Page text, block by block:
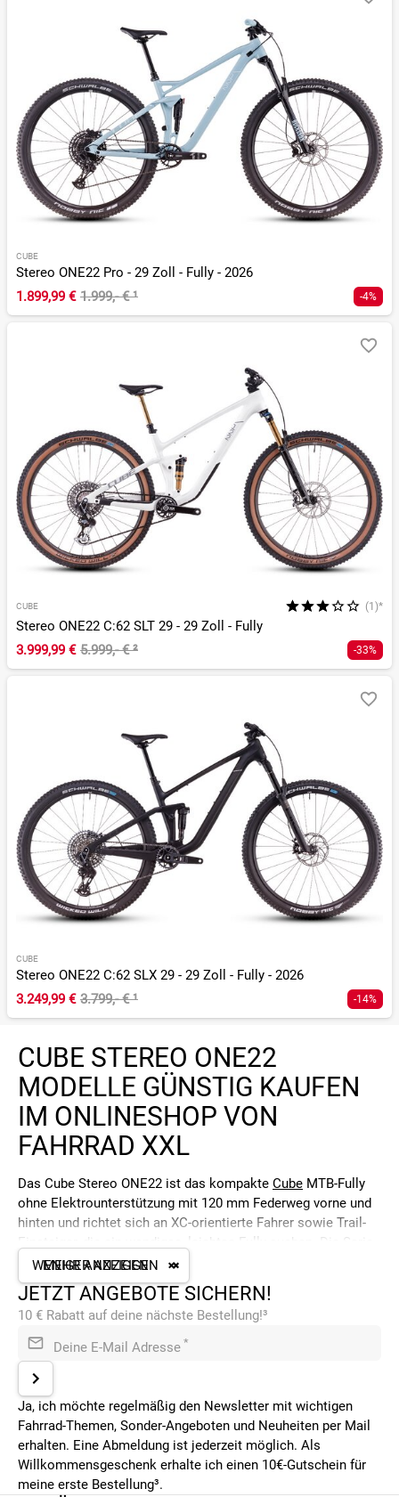
CUBE
Stereo ONE22 Pro - 29 Zoll - Fully - 2026
1.899,99 € 1.999,- €¹ -4%
CUBE (1)*
Stereo ONE22 C:62 SLT 29 - 29 Zoll - Fully
3.999,99 € 5.999,- €² -33%
CUBE
Stereo ONE22 C:62 SLX 29 - 29 Zoll - Fully - 2026
3.249,99 € 3.799,- €¹ -14%
CUBE STEREO ONE22
MODELLE GÜNSTIG KAUFEN
IM ONLINESHOP VON
FAHRRAD XXL
Das Cube Stereo ONE22 ist das kompakte Cube MTB-Fully
ohne Elektrounterstützung mit 120 mm Federweg vorne und
hinten und richtet sich an XC-orientierte Fahrer sowie Trail-
Einsteiger, die ein wendiges, leichtes Fully suchen. Die Serie
reicht vom erschwinglichen Rookie-Einstieg mit HPA-
Aluminium bis zum leichten C:62-Carbon-SLT mit unter 11 kg
und bietet damit eine breite Auswahl für unterschiedliche
Budgets und Ansprüche. Bei Fahrrad XXL findest du alle
Stereo ONE22-Modelle online und in einer Fahrrad XXL Filiale
in deiner Nähe.
CUBE STEREO ONE22 IM ÜBERBLICK
Allen Modellen gemeinsam:
Laufräder: 29 Zoll
Federweg: 120 mm vorne und hinten
MEHR ANZEIGEN
WENIGER ANZEIGEN
JETZT ANGEBOTE SICHERN!
10 € Rabatt auf deine nächste Bestellung!³
Deine E-Mail Adresse *
Ja, ich möchte regelmäßig den Newsletter mit wichtigen
Fahrrad-Themen, Sonder-Angeboten und Neuheiten per Mail
erhalten. Eine Abmeldung ist jederzeit möglich. Als
Willkommensgeschenk erhalte ich einen 10€-Gutschein für
meine erste Bestellung³.